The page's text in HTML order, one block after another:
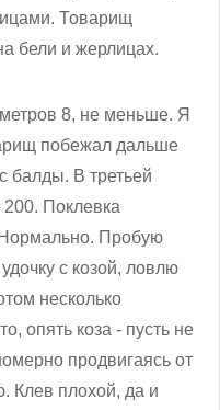
Товарищ
бели и жерлицах.
8, не меньше. Я
побежал дальше
балды. В третьей
Поклевка
Нормально. Пробую
с козой, ловлю
несколько
опять коза - пусть не
продвигаясь от
Клев плохой, да и